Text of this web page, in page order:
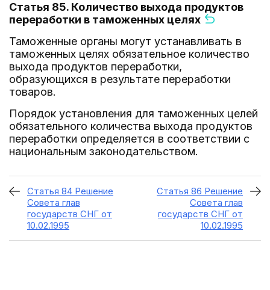
Статья 85. Количество выхода продуктов
переработки в таможенных целях
Таможенные органы могут устанавливать в
таможенных целях обязательное количество
выхода продуктов переработки,
образующихся в результате переработки
товаров.
Порядок установления для таможенных целей
обязательного количества выхода продуктов
переработки определяется в соответствии с
национальным законодательством.
Статья 84 Решение
Совета глав
государств СНГ от
10.02.1995
Статья 86 Решение
Совета глав
государств СНГ от
10.02.1995